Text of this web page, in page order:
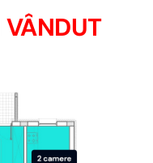
VÂNDUT